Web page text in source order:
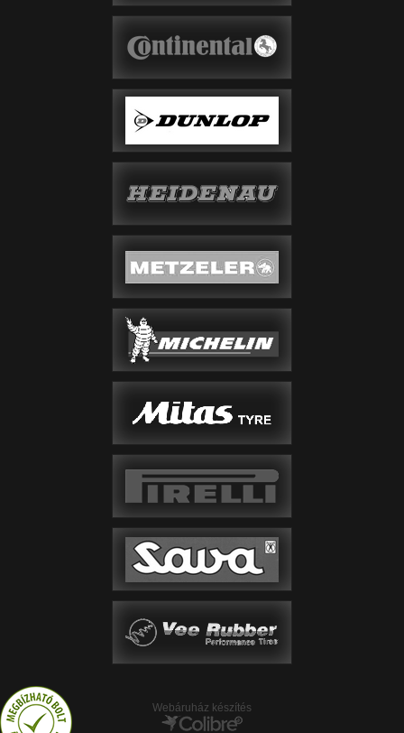
Webáruház készítés